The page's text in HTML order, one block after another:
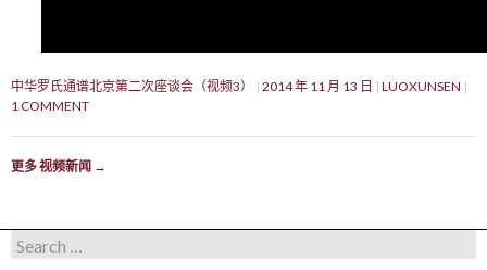
中华罗氏通谱北京第二次座谈会（视频3） 2014 年 11 月 13 日
LUOXUNSEN
1 COMMENT
更多 视频新闻 →
Search for: